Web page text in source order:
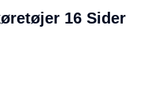
16 Sider